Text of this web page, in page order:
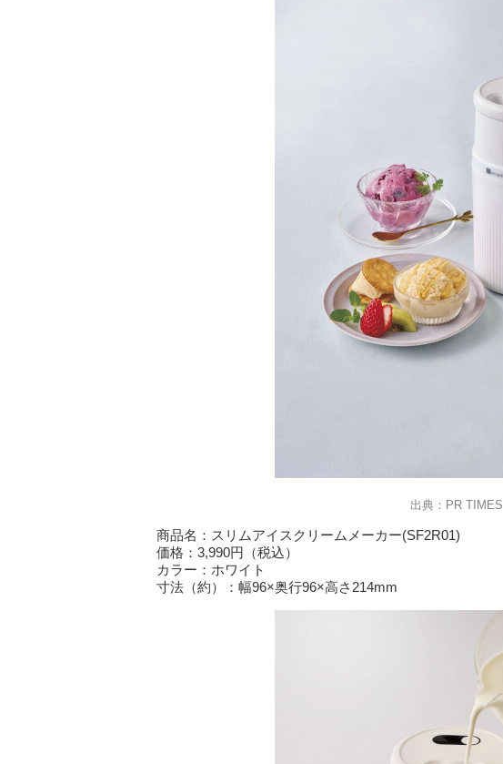
出典：PR TIMES
商品名：スリムアイスクリームメーカー(SF2R01)
価格：3,990円（税込）
カラー：ホワイト
寸法（約）：幅96×奥行96×高さ214mm